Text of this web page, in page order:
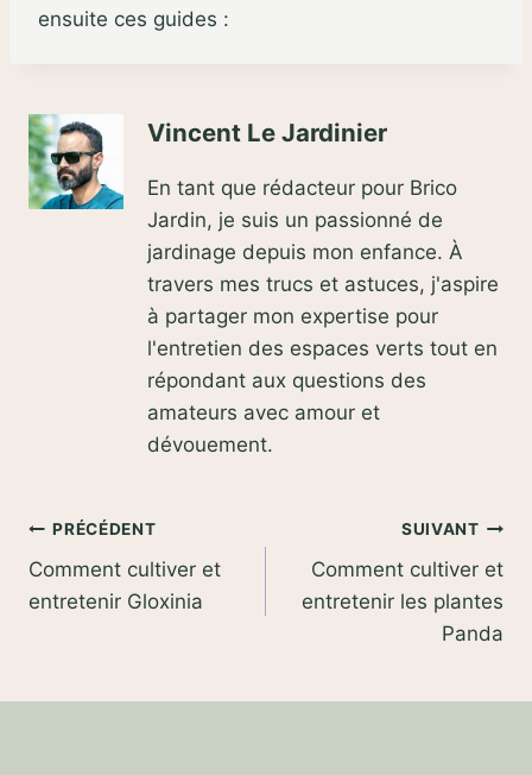
ensuite ces guides :
Vincent Le Jardinier
En tant que rédacteur pour Brico
Jardin, je suis un passionné de
jardinage depuis mon enfance. À
travers mes trucs et astuces, j'aspire
à partager mon expertise pour
l'entretien des espaces verts tout en
répondant aux questions des
amateurs avec amour et
dévouement.
Navigation
de
PRÉCÉDENT
Comment cultiver et
entretenir Gloxinia
SUIVANT
Comment cultiver et
entretenir les plantes
Panda